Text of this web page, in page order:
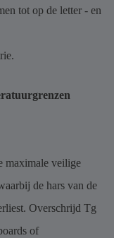
tot op de letter - en
maximale veilige
de hars van de
Overschrijd Tg
of